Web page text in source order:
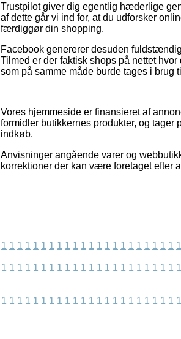
Trustpilot giver dig egentlig hæderlige
af dette går vi ind for, at du udforsker
færdiggør din shopping.
Facebook genererer desuden
Tilmed er der faktisk shops på nettet
som på samme måde burde tages i brug
Vores hjemmeside er finansieret af
formidler butikkernes produkter, og tager
indkøb.
Anvisninger angående varer og
korrektioner der kan være foretaget efter
1 1 1 1 1 1 1 1 1 1 1 1 1 1 1 1 1 1 1 1 1 1 1
1 1 1 1 1 1 1 1 1 1 1 1 1 1 1 1 1 1 1 1 1 1 1
1 1 1 1 1 1 1 1 1 1 1 1 1 1 1 1 1 1 1 1 1 1 1